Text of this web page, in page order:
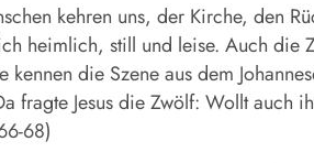
kehren uns, der Kirche, den
heimlich, still und leise. Auch die
kennen die Szene aus dem
fragte Jesus die Zwölf: Wollt auch
68)